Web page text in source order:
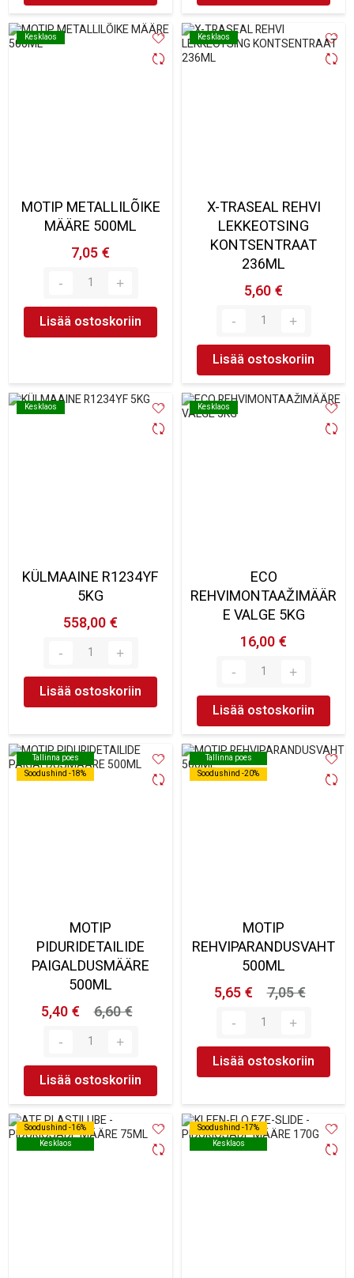
Kesklaos
Kesklaos
MOTIP METALLILÕIKE
MÄÄRE 500ML
7,05 €
Lisää ostoskoriin
Kesklaos
Kesklaos
X-TRASEAL REHVI
LEKKEOTSING
KONTSENTRAAT
236ML
5,60 €
Lisää ostoskoriin
Kesklaos
Kesklaos
KÜLMAAINE R1234YF
5KG
558,00 €
Lisää ostoskoriin
Kesklaos
Kesklaos
ECO
REHVIMONTAAŽIMÄÄR
E VALGE 5KG
16,00 €
Lisää ostoskoriin
Tallinna poes
Soodushind -18%
Tallinna poes
Soodushind -18%
MOTIP
PIDURIDETAILIDE
PAIGALDUSMÄÄRE
500ML
5,40 €
6,60 €
Lisää ostoskoriin
Tallinna poes
Soodushind -20%
Tallinna poes
Soodushind -20%
MOTIP
REHVIPARANDUSVAHT
500ML
5,65 €
7,05 €
Lisää ostoskoriin
Soodushind -16%
Kesklaos
Soodushind -16%
Kesklaos
Soodushind -17%
Kesklaos
Soodushind -17%
Kesklaos